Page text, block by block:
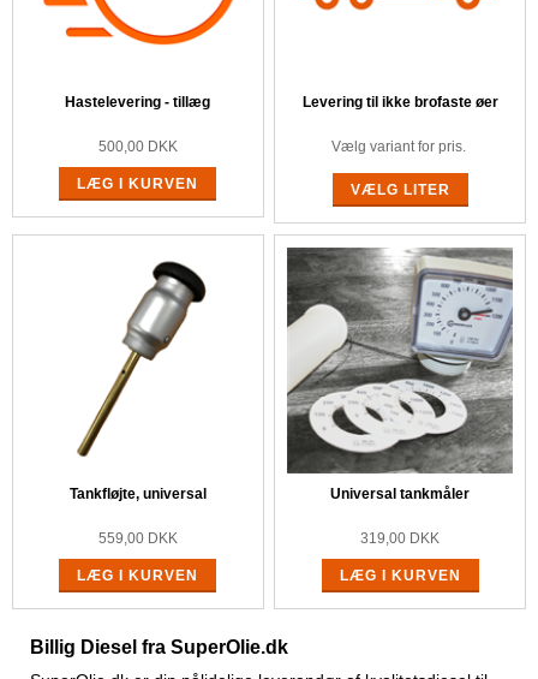
Hastelevering - tillæg
500,00DKK
LÆG I KURVEN
Levering til ikke brofaste øer
Vælg variant for pris.
VÆLG LITER
Tankfløjte, universal
559,00DKK
LÆG I KURVEN
Universal tankmåler
319,00 DKK
LÆG I KURVEN
Billig Diesel fra SuperOlie.dk